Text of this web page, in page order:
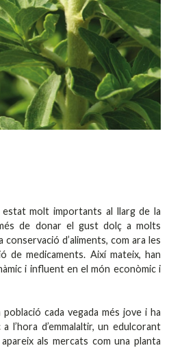
molt importants al llarg de la
de donar el gust dolç a molts
conservació d’aliments, com ara les
de medicaments. Així mateix, han
i influent en el món econòmic i
cada vegada més jove i ha
l’hora d’emmalaltir, un edulcorant
als mercats com una planta